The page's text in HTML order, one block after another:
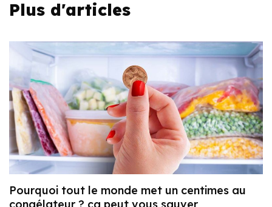
Plus d'articles
Pourquoi tout le monde met un centimes au